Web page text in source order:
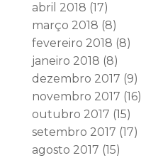
abril 2018 (17)
março 2018 (8)
fevereiro 2018 (8)
janeiro 2018 (8)
dezembro 2017 (9)
novembro 2017 (16)
outubro 2017 (15)
setembro 2017 (17)
agosto 2017 (15)